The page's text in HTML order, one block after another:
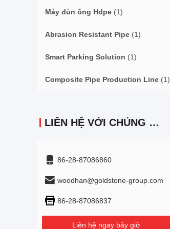
Máy đùn ống Hdpe (1)
Abrasion Resistant Pipe (1)
Smart Parking Solution (1)
Composite Pipe Production Line (1)
LIÊN HỆ VỚI CHÚNG TÔI
86-28-87086860
woodhan@goldstone-group.com
86-28-87086837
Liên hệ ngay bây giờ